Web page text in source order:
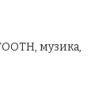
музика,